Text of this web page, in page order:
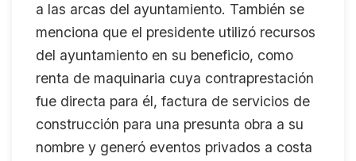
a las arcas del ayuntamiento. También se
menciona que el presidente utilizó recursos
del ayuntamiento en su beneficio, como
renta de maquinaria cuya contraprestación
fue directa para él, factura de servicios de
construcción para una presunta obra a su
nombre y generó eventos privados a costa